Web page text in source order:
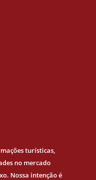
turísticas,
no mercado
Nossa intenção é